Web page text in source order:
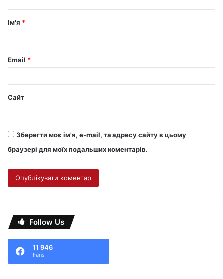
Ім'я *
Email *
Сайт
Зберегти моє ім'я, e-mail, та адресу сайту в цьому
браузері для моїх подальших коментарів.
Follow Us
11 946
Fans